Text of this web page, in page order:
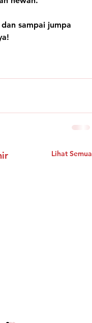
sampai jumpa
Lihat Semua